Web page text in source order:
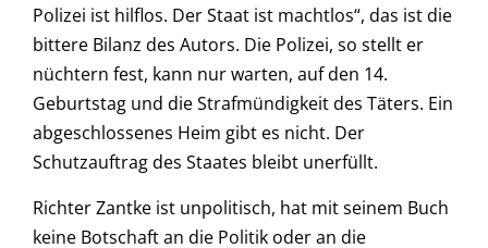
Polizei ist hilflos. Der Staat ist machtlos“, das ist die
bittere Bilanz des Autors. Die Polizei, so stellt er
nüchtern fest, kann nur warten, auf den 14.
Geburtstag und die Strafmündigkeit des Täters. Ein
abgeschlossenes Heim gibt es nicht. Der
Schutzauftrag des Staates bleibt unerfüllt.
Richter Zantke ist unpolitisch, hat mit seinem Buch
keine Botschaft an die Politik oder an die